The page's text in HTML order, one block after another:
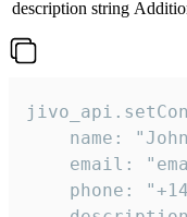
description string
name:
email:
phone: